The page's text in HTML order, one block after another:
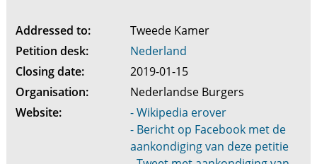
Addressed to:
Tweede Kamer
Petition desk:
Nederland
Closing date:
2019-01-15
Organisation:
Nederlandse Burgers
Website:
- Wikipedia erover
- Bericht op Facebook met de
aankondiging van deze petitie